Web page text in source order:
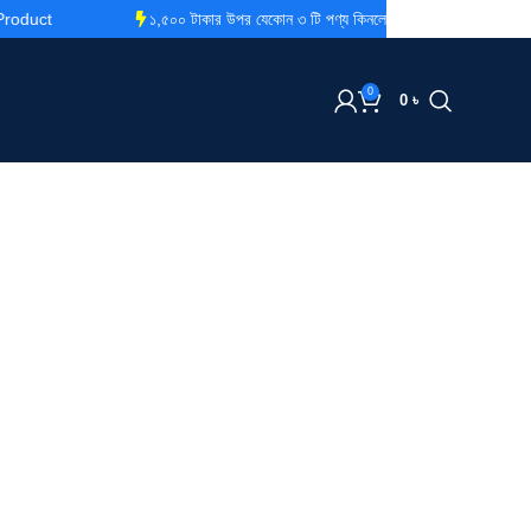
0
0 ৳
১,৫০০ টাকার উপর যেকোন ৩ টি পণ্য কিনলেই ডেলিভারি চার্জ ফ্রি